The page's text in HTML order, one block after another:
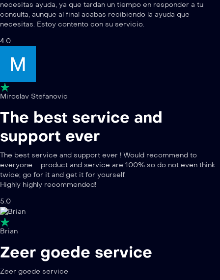
necesitas ayuda, ya que tardan un tiempo en responder a tu
consulta, aunque al final acabas recibiendo la ayuda que
necesitas. Estoy contento con su servicio.
4.0
Miroslav Stefanovic
The best service and
support ever
The best service and support ever ! Would recommend to
everyone – product and service are 100% so do not even think
twice; go for it and get it for yourself.
Highly highly recommended!
5.0
Brian
Zeer goede service
Zeer goede service